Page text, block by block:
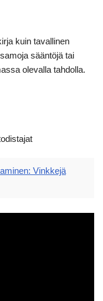
kuin tavallinen
sääntöjä tai
olevalla tahdolla.
Vinkkejä